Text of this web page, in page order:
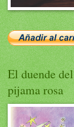
El duende del
pijama rosa